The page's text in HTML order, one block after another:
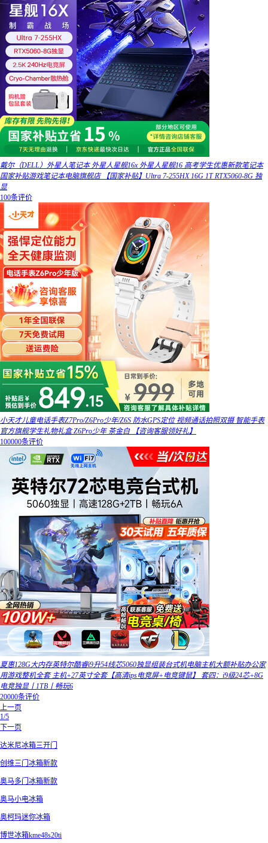
戴尔（DELL）外星人笔记本 外星人星舰16x 外星人星舰16 高考学生优惠新款笔记本
国家补贴游戏笔记本电脑旗舰店 【国家补贴】Ultra 7-255HX 16G 1T RTX5060-8G 独
显
100条评价
小天才儿童电话手表Z7Pro/Z6Pro少年/Z6S 防水GPS定位 视频通话拍照双摄 智能手表
官方旗舰学生礼物礼盒 Z6Pro少年 茶金白 【咨询客服领好礼】
100000条评价
夏惠128G大内存英特尔酷睿i9升54线芯5060独显组装台式机电脑主机大额补贴办公家
用游戏整机全套 主机+27英寸全套【高清ips电竞屏+电竞键鼠】 套四：i9级24芯+8G
电竞独显丨1TB丨畅玩6
20000条评价
上一页
1/5
下一页
达米尼冰箱三开门
创维三门冰箱新款
奥马多门冰箱新款
奥马小电冰箱
奥柯玛迷你冰箱
博世冰箱kme48s20ti